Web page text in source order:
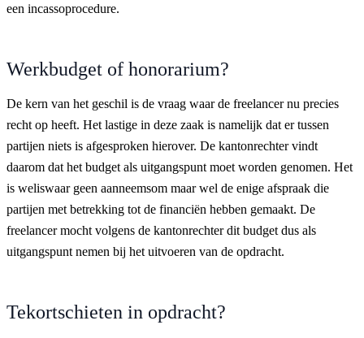
een incassoprocedure.
Werkbudget of honorarium?
De kern van het geschil is de vraag waar de freelancer nu precies
recht op heeft. Het lastige in deze zaak is namelijk dat er tussen
partijen niets is afgesproken hierover. De kantonrechter vindt
daarom dat het budget als uitgangspunt moet worden genomen. Het
is weliswaar geen aanneemsom maar wel de enige afspraak die
partijen met betrekking tot de financiën hebben gemaakt. De
freelancer mocht volgens de kantonrechter dit budget dus als
uitgangspunt nemen bij het uitvoeren van de opdracht.
Tekortschieten in opdracht?